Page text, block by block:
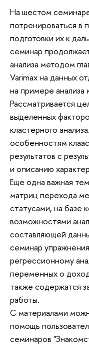
На шестом
потренироваться в
подготовки их к
семинар
анализа методом
Varimax на данных
на примере анализа
Рассматривается
выделенных
кластерного
особенностям
результатов с
и описанию
Еще одна важная
матриц перехода
статусами, на базе
возможностями
составляющей
семинар
регрессионному
переменных о
также содержатся
работы.
С материалами
помощь
семинаров